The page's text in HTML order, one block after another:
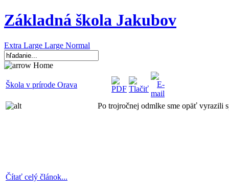
Základná škola Jakubov
Extra Large Large Normal
Home
Škola v prírode Orava
Po trojročnej odmlke sme opäť vyrazili
Čítať celý článok...